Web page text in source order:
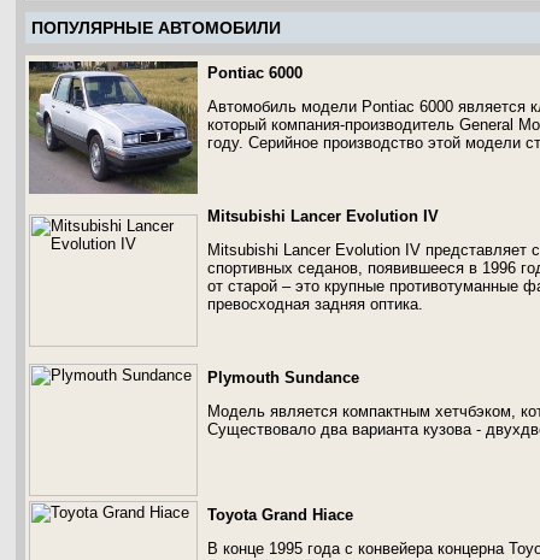
ПОПУЛЯРНЫЕ АВТОМОБИЛИ
Pontiac 6000
Автомобиль модели Pontiac 6000 является
который компания-производитель General
году. Серийное производство этой модели
Mitsubishi Lancer Evolution IV
Mitsubishi Lancer Evolution IV представляет
спортивных седанов, появившееся в 1996
от старой – это крупные противотуманные
превосходная задняя оптика.
Plymouth Sundance
Модель является компактным хетчбэком,
Существовало два варианта кузова -
Toyota Grand Hiace
В конце 1995 года с конвейера концерна